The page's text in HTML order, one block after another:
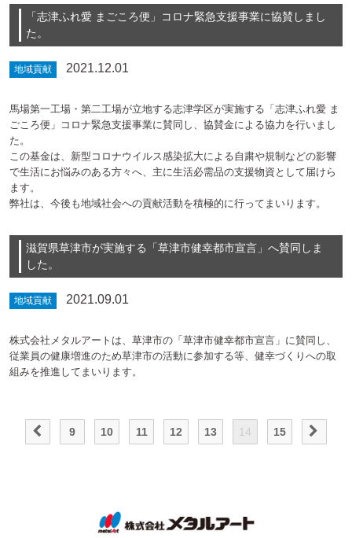
「志津ふれ愛 まごころ便」コロナ緊急支援事業に協賛しまし
た。
地域貢献 2021.12.01
馬場第一工場・第二工場が立地する志津学区が実施する「志津ふれ愛 ま
ごころ便」コロナ緊急支援事業に賛同し、協賛金による協力を行いまし
た。
この基金は、新型コロナウイルス感染拡大による自粛や規制などの影響
で生活にお悩みのある方々へ、主に生活必需品の支援物資として届けら
ます。
弊社は、今後も地域社会への貢献活動を積極的に行ってまいります。
滋賀県草津市が実施する「草津市健幸都市宣言」へ賛同しま
した。
地域貢献 2021.09.01
株式会社メタルアートは、草津市の「草津市健幸都市宣言」に賛同し、
従業員の健康増進のため草津市の活動に参加する等、健幸づくりへの取
組みを推進してまいります。
9 10 11 12 13 14 15